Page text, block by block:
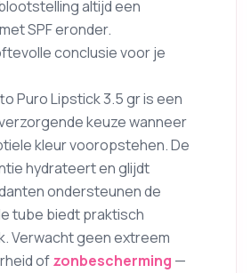
altijd een
met SPF eronder.
conclusie voor je
Puro Lipstick 3.5 gr is een
keuze wanneer
kleur vooropstehen. De
hydrateert en glijdt
ondersteunen de
tube biedt praktisch
Verwacht geen extreem
ofzonbescherming —